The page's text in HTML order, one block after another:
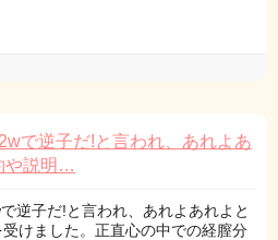
で逆子だ!と言われ、あれよあ
や説明…
逆子だ!と言われ、あれよあれよと
けました。正直心の中での経膣分